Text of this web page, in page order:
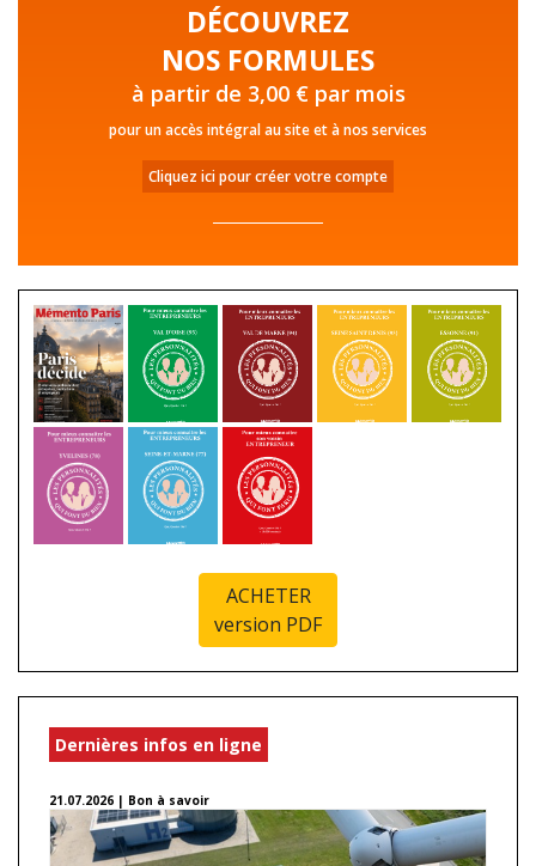
DÉCOUVREZ
NOS FORMULES
à partir de 3,00 € par mois
pour un accès intégral au site et à nos services
Cliquez ici pour créer votre compte
ACHETER
version PDF
Dernières infos en ligne
21.07.2026 | Bon à savoir